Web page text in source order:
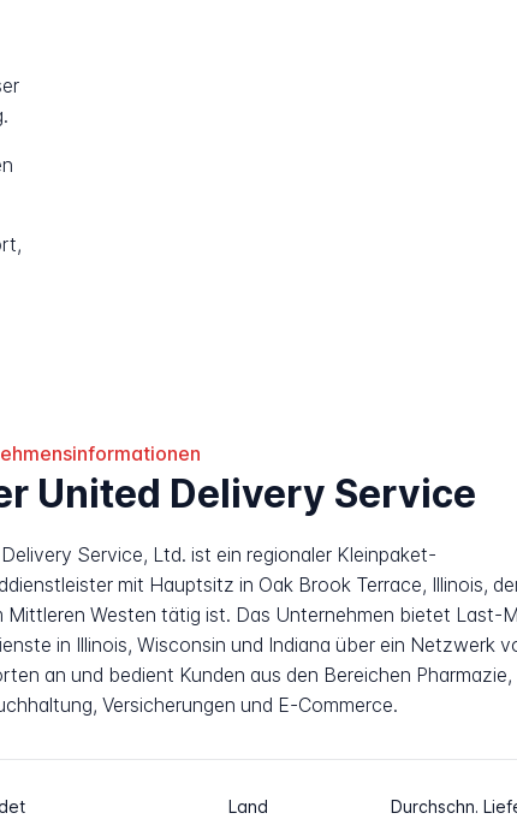
United Delivery Service
Service, Ltd. ist ein regionaler Kleinpaket-
mit Hauptsitz in Oak Brook Terrace, Illinois,
Mittleren Westen tätig ist. Das Unternehmen bietet Last-
in Illinois, Wisconsin und Indiana über ein Netzwerk
an und bedient Kunden aus den Bereichen Pharmazie,
Versicherungen und E-Commerce.
Land Durchschn.